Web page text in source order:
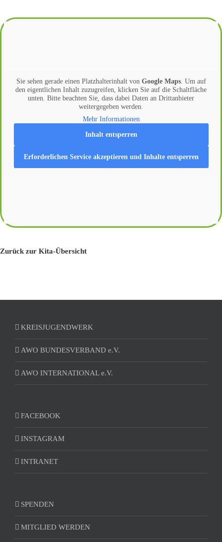
Sie sehen gerade einen Platzhalterinhalt von Google Maps. Um auf
den eigentlichen Inhalt zuzugreifen, klicken Sie auf die Schaltfläche
unten. Bitte beachten Sie, dass dabei Daten an Drittanbieter
weitergegeben werden.
Mehr Informationen
Inhalt entsperren
Erforderlichen Service akzeptieren und Inhalte entsperren
Zurück zur Kita-Übersicht
KREISJUGENDWERK
AWO BUNDESVERBAND e.V.
AWO INTERNATIONAL e.V.
FACEBOOK
INSTAGRAM
INTRANET
SPENDEN
MITGLIED WERDEN